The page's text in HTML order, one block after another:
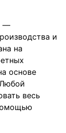
—
и
на
основе
весь